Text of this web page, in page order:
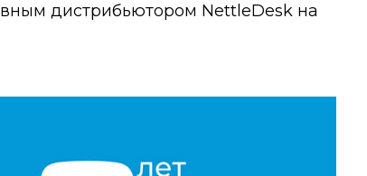
дистрибьютором NettleDesk на